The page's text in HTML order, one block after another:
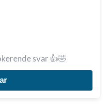
svar 👍🤣